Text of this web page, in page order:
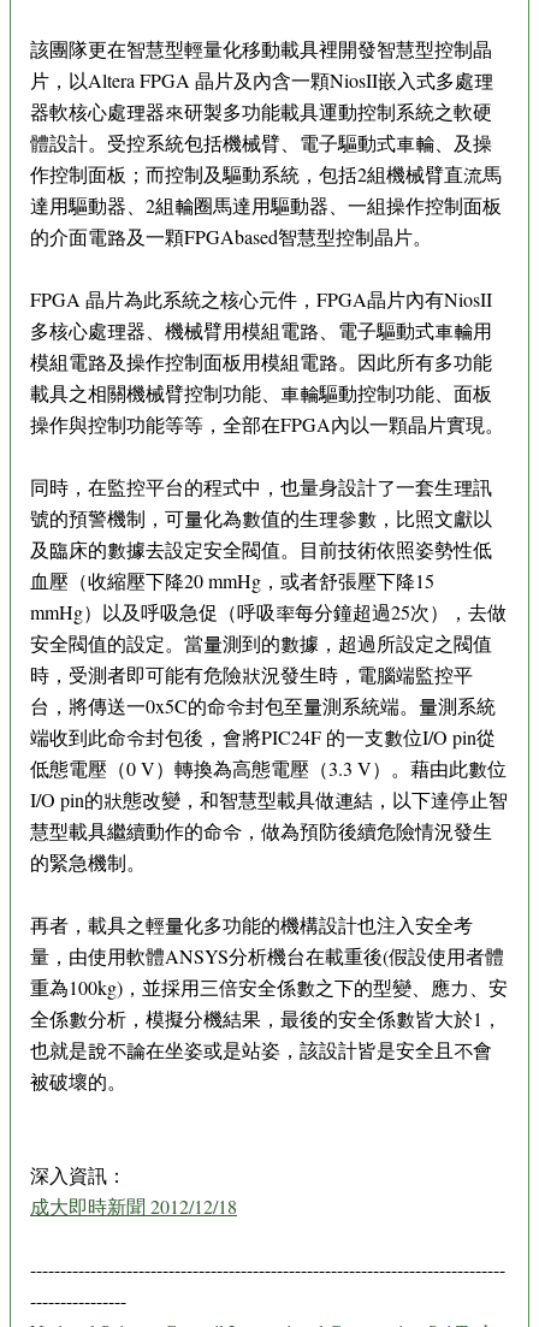
該團隊更在智慧型輕量化移動載具裡開發智慧型控制晶
片，以Altera FPGA 晶片及內含一顆NiosII嵌入式多處理
器軟核心處理器來研製多功能載具運動控制系統之軟硬
體設計。受控系統包括機械臂、電子驅動式車輪、及操
作控制面板；而控制及驅動系統，包括2組機械臂直流馬
達用驅動器、2組輪圈馬達用驅動器、一組操作控制面板
的介面電路及一顆FPGAbased智慧型控制晶片。
FPGA 晶片為此系統之核心元件，FPGA晶片內有NiosII
多核心處理器、機械臂用模組電路、電子驅動式車輪用
模組電路及操作控制面板用模組電路。因此所有多功能
載具之相關機械臂控制功能、車輪驅動控制功能、面板
操作與控制功能等等，全部在FPGA內以一顆晶片實現。
同時，在監控平台的程式中，也量身設計了一套生理訊
號的預警機制，可量化為數值的生理參數，比照文獻以
及臨床的數據去設定安全閥值。目前技術依照姿勢性低
血壓（收縮壓下降20 mmHg，或者舒張壓下降15
mmHg）以及呼吸急促（呼吸率每分鐘超過25次），去做
安全閥值的設定。當量測到的數據，超過所設定之閥值
時，受測者即可能有危險狀況發生時，電腦端監控平
台，將傳送一0x5C的命令封包至量測系統端。量測系統
端收到此命令封包後，會將PIC24F 的一支數位I/O pin從
低態電壓（0 V）轉換為高態電壓（3.3 V）。藉由此數位
I/O pin的狀態改變，和智慧型載具做連結，以下達停止智
慧型載具繼續動作的命令，做為預防後續危險情況發生
的緊急機制。
再者，載具之輕量化多功能的機構設計也注入安全考
量，由使用軟體ANSYS分析機台在載重後(假設使用者體
重為100kg)，並採用三倍安全係數之下的型變、應力、安
全係數分析，模擬分機結果，最後的安全係數皆大於1，
也就是說不論在坐姿或是站姿，該設計皆是安全且不會
被破壞的。
深入資訊：
成大即時新聞 2012/12/18
-------------------------------------------------------------------------------
----------------